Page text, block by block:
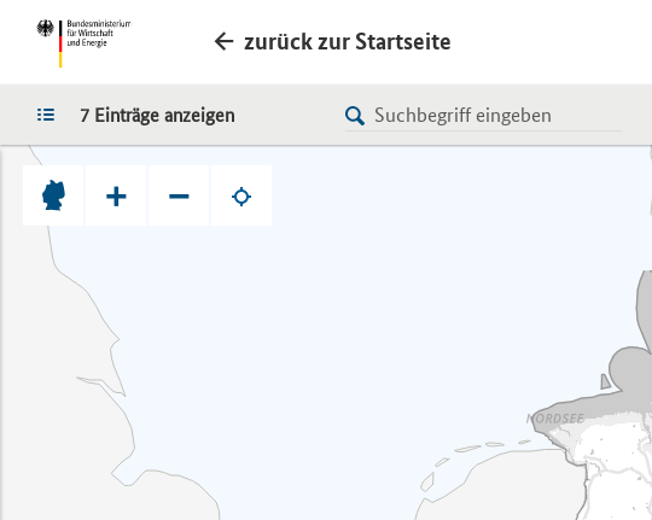
zurück zur Startseite
LISTE
7 Einträge anzeigen
+ −